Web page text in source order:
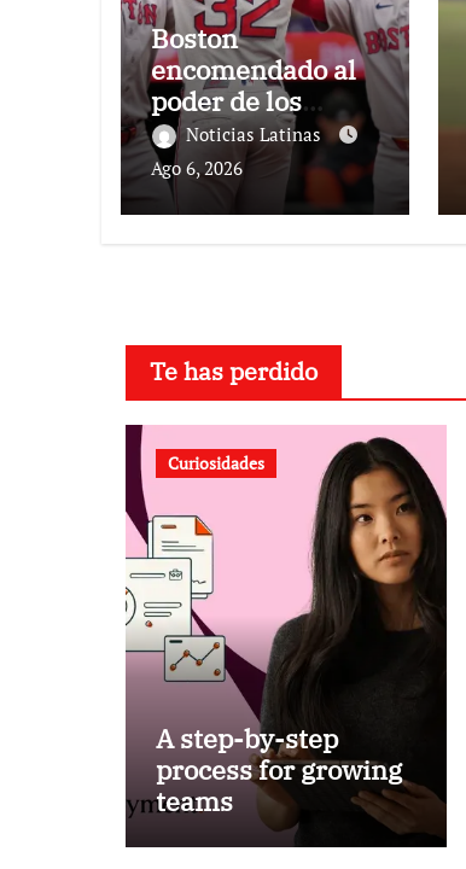
Boston
encomendado al
poder de los
criollos
Noticias Latinas
Ago 6, 2026
Te has perdido
Curiosidades
A step-by-step
process for growing
teams